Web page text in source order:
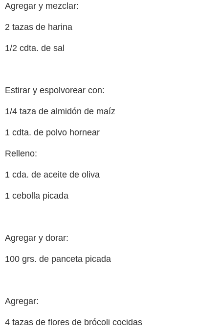
Agregar y mezclar:
2 tazas de harina
1/2 cdta. de sal
Estirar y espolvorear con:
1/4 taza de almidón de maíz
1 cdta. de polvo hornear
Relleno:
1 cda. de aceite de oliva
1 cebolla picada
Agregar y dorar:
100 grs. de panceta picada
Agregar:
4 tazas de flores de brócoli cocidas